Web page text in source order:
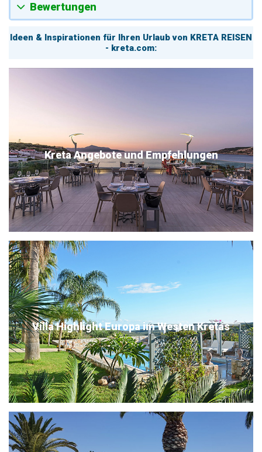
Bewertungen
Ideen & Inspirationen für Ihren Urlaub von KRETA REISEN
- kreta.com:
Kreta Angebote und Empfehlungen
Villa Highlight Europa im Westen Kretas